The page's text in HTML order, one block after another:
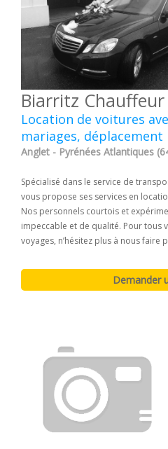
Biarritz Chauffeur
Location de voitures
mariages,
Anglet - Pyrénées Atlantiques
Spécialisé dans le service de
vous propose ses services en
Nos personnels courtois et
impeccable et de qualité. Pour tous
voyages, n’hésitez plus à nous faire